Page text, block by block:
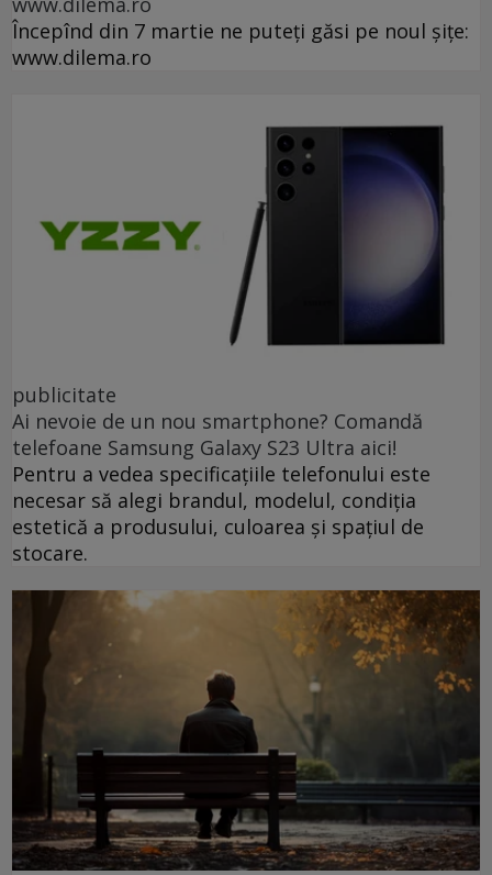
Începînd din 7 martie ne puteți găsi pe noul șițe:
www.dilema.ro
publicitate
Ai nevoie de un nou smartphone? Comandă
telefoane Samsung Galaxy S23 Ultra aici!
Pentru a vedea specificațiile telefonului este
necesar să alegi brandul, modelul, condiția
estetică a produsului, culoarea și spațiul de
stocare.